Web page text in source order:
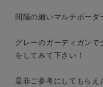
間隔の細いマルチボーダ
グレーのガーディガンで
をしてみて下さい！
是非ご参考にしてもらえ